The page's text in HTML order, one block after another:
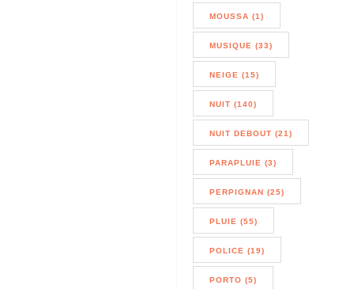
MOUSSA (1)
MUSIQUE (33)
NEIGE (15)
NUIT (140)
NUIT DEBOUT (21)
PARAPLUIE (3)
PERPIGNAN (25)
PLUIE (55)
POLICE (19)
PORTO (5)